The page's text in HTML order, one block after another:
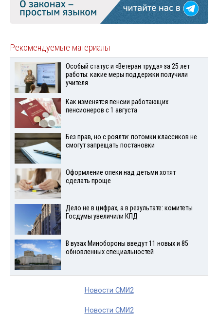
Рекомендуемые материалы
Особый статус и «Ветеран труда» за 25 лет
работы: какие меры поддержки получили
учителя
Как изменятся пенсии работающих
пенсионеров с 1 августа
Без прав, но с роялти: потомки классиков не
смогут запрещать постановки
Оформление опеки над детьми хотят
сделать проще
Дело не в цифрах, а в результате: комитеты
Госдумы увеличили КПД
В вузах Минобороны введут 11 новых и 85
обновленных специальностей
Новости СМИ2
Новости СМИ2